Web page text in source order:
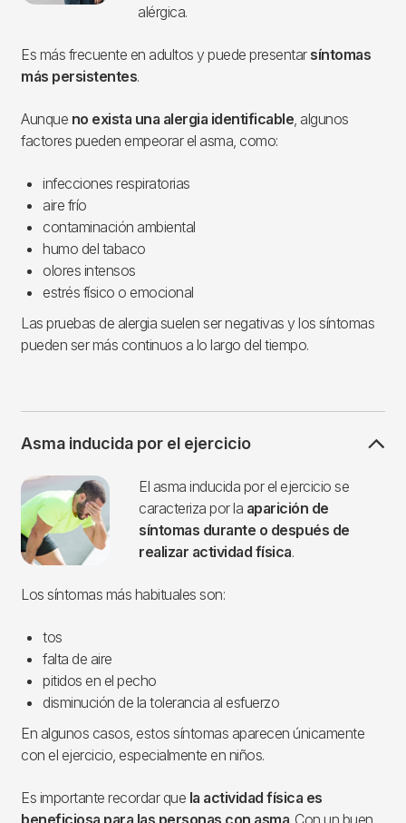
alérgica.
Es más frecuente en adultos y puede presentar síntomas
más persistentes.
Aunque no exista una alergia identificable , algunos
factores pueden empeorar el asma, como:
infecciones respiratorias
aire frío
contaminación ambiental
humo del tabaco
olores intensos
estrés físico o emocional
Las pruebas de alergia suelen ser negativas y los síntomas
pueden ser más continuos a lo largo del tiempo.
Asma inducida por el ejercicio
Imagen
El asma inducida por el ejercicio se
caracteriza por la aparición de
síntomas durante o después de
realizar actividad física.
Los síntomas más habituales son:
tos
falta de aire
pitidos en el pecho
disminución de la tolerancia al esfuerzo
En algunos casos, estos síntomas aparecen únicamente
con el ejercicio, especialmente en niños.
Es importante recordar que la actividad física es
beneficiosa para las personas con asma . Con un buen